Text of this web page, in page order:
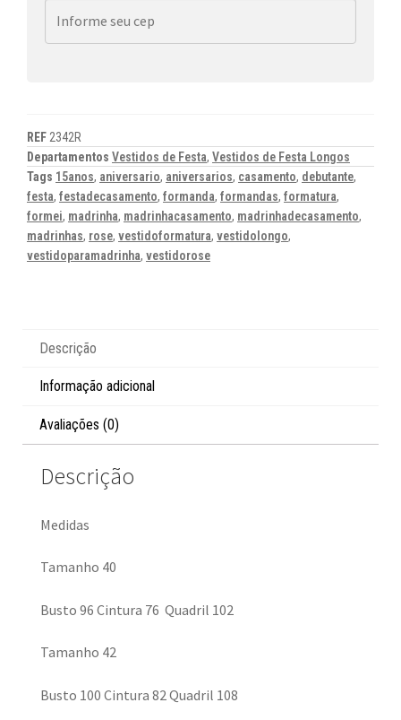
REF 2342R
Departamentos Vestidos de Festa, Vestidos de Festa Longos
Tags 15anos, aniversario, aniversarios, casamento, debutante,
festa, festadecasamento, formanda, formandas, formatura,
formei, madrinha, madrinhacasamento, madrinhadecasamento,
madrinhas, rose, vestidoformatura, vestidolongo,
vestidoparamadrinha, vestidorose
Descrição
Informação adicional
Avaliações (0)
Descrição
Medidas
Tamanho 40
Busto 96 Cintura 76 Quadril 102
Tamanho 42
Busto 100 Cintura 82 Quadril 108